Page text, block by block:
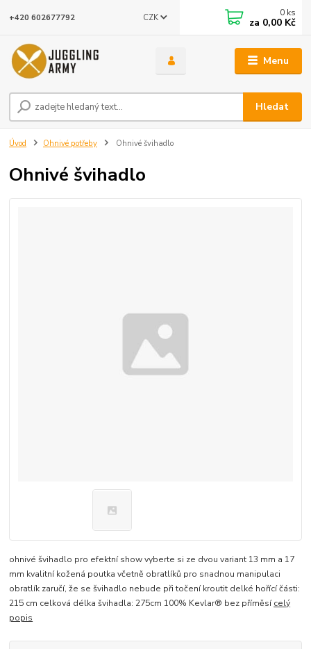
Menu
CZK
Hledat
+420 602677792 0 ks
za 0,00 Kč
Úvod Ohnivé potřeby Ohnivé švihadlo
Ohnivé švihadlo
ohnivé švihadlo pro efektní show vyberte si ze dvou variant 13 mm a 17
mm kvalitní kožená poutka včetně obratlíků pro snadnou manipulaci
obratlík zaručí, že se švihadlo nebude při točení kroutit delké hořící části:
215 cm celková délka švihadla: 275cm 100% Kevlar® bez příměsícelý
popis